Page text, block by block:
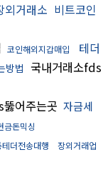
외거래소 비트코인
코인해외지갑매입
테더
방법 국내거래소fds
어주는곳 자금세
금돈믹싱
더전송대행
장외거래업